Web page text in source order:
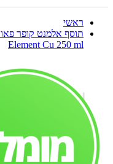
ראשי
Element Cu 250 ml